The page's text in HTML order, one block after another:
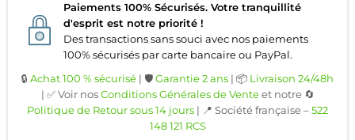
Paiements 100% Sécurisés. Votre tranquillité
d'esprit est notre priorité !
Des transactions sans souci avec nos paiements
100% sécurisés par carte bancaire ou PayPal.
🔒 Achat 100 % sécurisé | 🛡️Garantie 2 ans | 📦 Livraison 24/48h
| ✅ Voir nosConditions Générales de Venteet notre 🔄
Politique de Retour sous 14 jours | 📍 Société française –522
148 121 RCS